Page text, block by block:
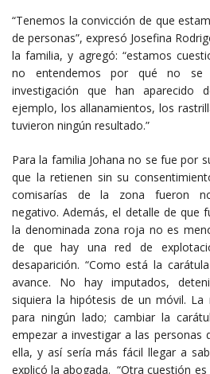
“Tenemos la convicción de que
de personas”, expresó Josefina
la familia, y agregó: “estamos
no entendemos por qué no se
investigación que han aparecido
ejemplo, los allanamientos, los
tuvieron ningún resultado.”
Para la familia Johana no se fue por
que la retienen sin su
comisarías de la zona fueron
negativo. Además, el detalle de que
la denominada zona roja no es
de que hay una red de
desaparición. “Como está la
avance. No hay imputados,
siquiera la hipótesis de un móvil.
para ningún lado; cambiar la
empezar a investigar a las personas
ella, y así sería más fácil llegar a
explicó la abogada. “Otra cuestión